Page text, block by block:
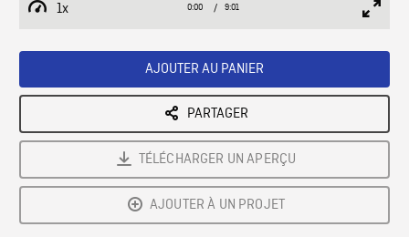
beginning
1x
Playback
Current
0:00 / Duration
9:01
AJOUTER AU PANIER
PARTAGER
TÉLÉCHARGER UN APERÇU
AJOUTER À UN PROJET